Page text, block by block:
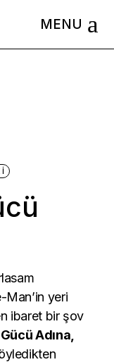
yeri
ibaret bir şov
Adına,